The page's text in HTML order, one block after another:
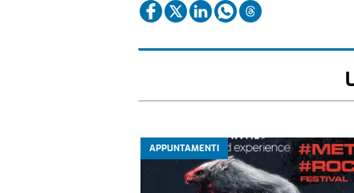
APPUNTAMENTI